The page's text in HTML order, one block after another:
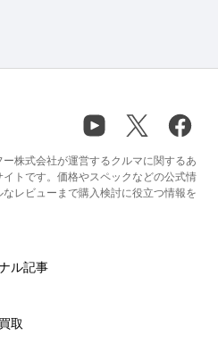
株式会社が運営するクルマに関するあ
トです。価格やスペックなどの公式情
レビューまで購入検討に役立つ情報を
ル記事
取